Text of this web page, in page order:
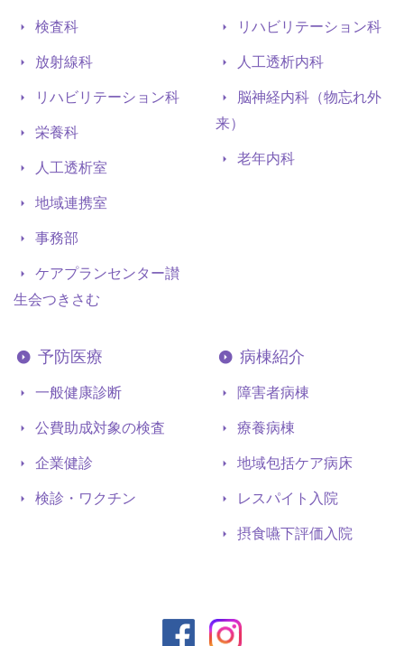
検査科
放射線科
リハビリテーション科
栄養科
人工透析室
地域連携室
事務部
ケアプランセンター讃
生会つきさむ
リハビリテーション科
人工透析内科
脳神経内科（物忘れ外
来）
老年内科
予防医療
一般健康診断
公費助成対象の検査
企業健診
検診・ワクチン
病棟紹介
障害者病棟
療養病棟
地域包括ケア病床
レスパイト入院
摂食嚥下評価入院